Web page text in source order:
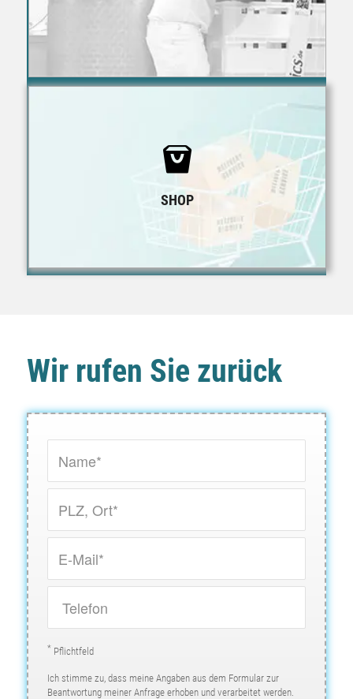
SHOP
zum Shop
Wir rufen Sie zurück
* Pflichtfeld
Ich stimme zu, dass meine Angaben aus dem Formular zur
Beantwortung meiner Anfrage erhoben und verarbeitet werden.